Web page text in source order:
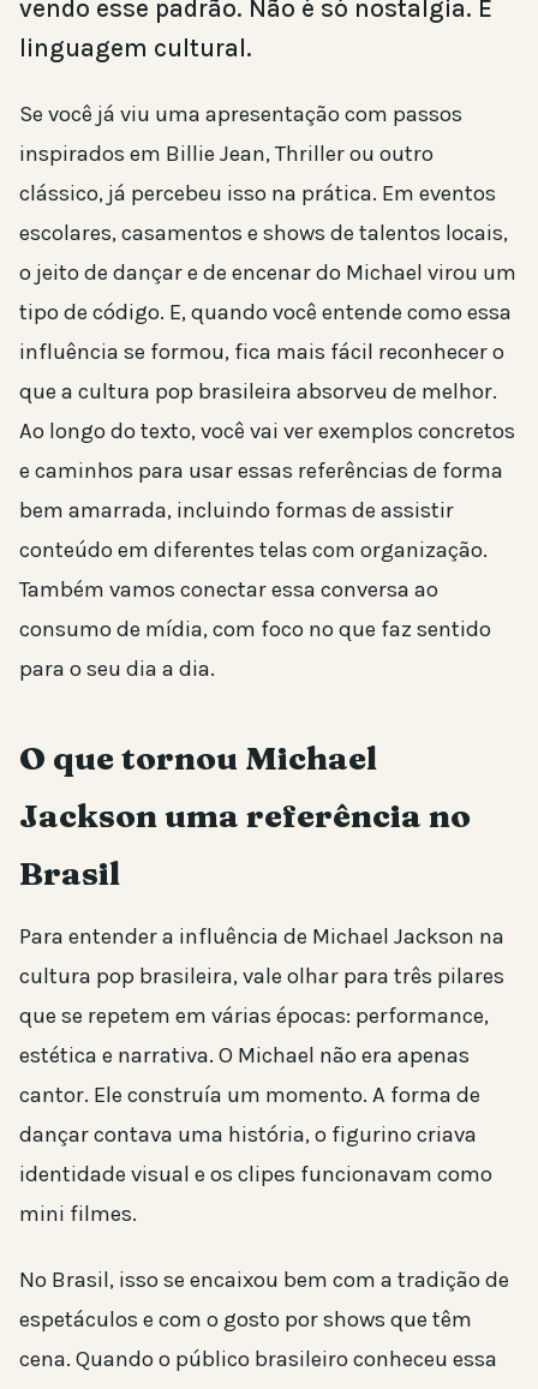
vendo esse padrão. Não é só nostalgia. É
linguagem cultural.
Se você já viu uma apresentação com passos
inspirados em Billie Jean, Thriller ou outro
clássico, já percebeu isso na prática. Em eventos
escolares, casamentos e shows de talentos locais,
o jeito de dançar e de encenar do Michael virou um
tipo de código. E, quando você entende como essa
influência se formou, fica mais fácil reconhecer o
que a cultura pop brasileira absorveu de melhor.
Ao longo do texto, você vai ver exemplos concretos
e caminhos para usar essas referências de forma
bem amarrada, incluindo formas de assistir
conteúdo em diferentes telas com organização.
Também vamos conectar essa conversa ao
consumo de mídia, com foco no que faz sentido
para o seu dia a dia.
O que tornou Michael
Jackson uma referência no
Brasil
Para entender a influência de Michael Jackson na
cultura pop brasileira, vale olhar para três pilares
que se repetem em várias épocas: performance,
estética e narrativa. O Michael não era apenas
cantor. Ele construía um momento. A forma de
dançar contava uma história, o figurino criava
identidade visual e os clipes funcionavam como
mini filmes.
No Brasil, isso se encaixou bem com a tradição de
espetáculos e com o gosto por shows que têm
cena. Quando o público brasileiro conheceu essa